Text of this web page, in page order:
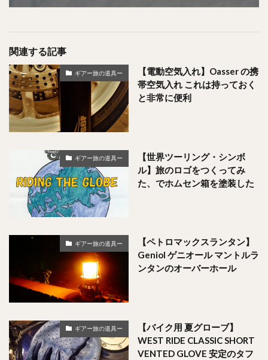
関連する記事
ギアー旅の道具ー
【電動空気入れ】Oasser の携
帯空気入れ これは持っておく
と非常に便利
ギアー旅の道具ー
【世界ツーリング・シンボ
ル】旅のロゴをつくってみ
た、でホムセン箱を塗装した
ギアー旅の道具ー
【ペトロマックスランタン】
Geniol ゲニオール マントルラ
ンタンのオーバーホール
ギアー旅の道具ー
【バイク用 夏グローブ】
WEST RIDE CLASSIC SHORT
VENTED GLOVE 安定のタフ